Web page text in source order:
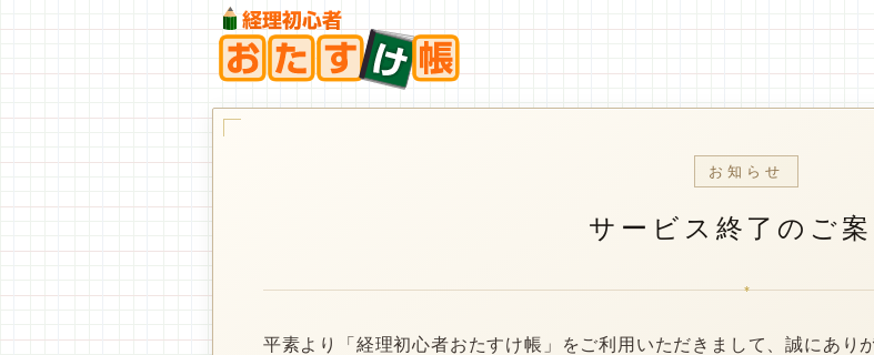
お知らせ
サービス終了のご案
*
平素より「経理初心者おたすけ帳」をご利用いただきまして、誠にあり